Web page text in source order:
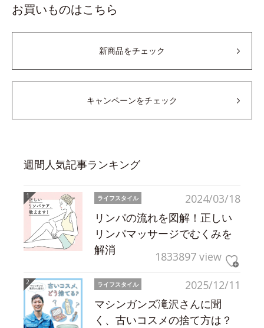
お買いものはこちら
新商品をチェック
キャンペーンをチェック
週間人気記事ランキング
2024/03/18
ライフスタイル
リンパの流れを図解！正しい
リンパマッサージでむくみを
解消
1833897 view
2025/12/11
ライフスタイル
マシンガンズ滝沢さんに聞
く、古いコスメの捨て方は？